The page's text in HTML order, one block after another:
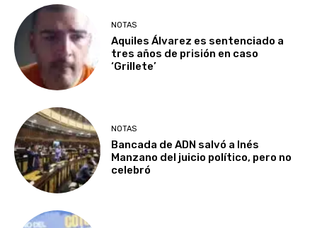
NOTAS
Aquiles Álvarez es sentenciado a
tres años de prisión en caso
‘Grillete’
NOTAS
Bancada de ADN salvó a Inés
Manzano del juicio político, pero no
celebró